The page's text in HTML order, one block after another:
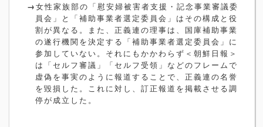
→女性家族部の「慰安婦被害者支援・記念事業審議委
員会」と「補助事業者選定委員会」はその構成と役
割が異なる。また、正義連の理事は、国庫補助事業
の遂行機関を決定する「補助事業者選定委員会」に
参加していない。それにもかかわらず＜朝鮮日報＞
は「セルフ審議」「セルフ受領」などのフレームで
虚偽を事実のように報道することで、正義連の名誉
を毀損した。これに対し、訂正報道を掲載させる調
停が成立した。